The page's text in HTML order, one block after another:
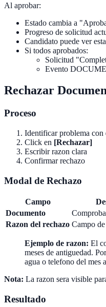
Al aprobar:
Estado cambia a
Progreso de solicitud
Candidato puede ver
Si todos aprobados:
Solicitud
Evento
Rechazar
Proceso
Identificar problema con
Click en [Rechazar]
Escribir razon clara
Confirmar rechazo
Modal de Rechazo
Campo
Documento
Razon del rechazo Campo
Ejemplo de razon: El
meses de antiguedad.
agua o telefono del mes
Nota: La razon sera visible
Resultado